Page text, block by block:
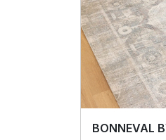
BONNEVAL